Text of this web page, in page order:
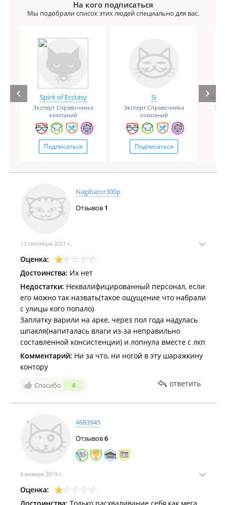
На кого подписаться
Мы подобрали список этих людей специально для вас.
Spirit of Ecstasy
Эксперт Справочника
компаний
Подписаться
Si
Эксперт Справочника
компаний
Подписаться
Nagibator300p
Отзывов 1
13 сентября 2021 г.
Оценка:
Достоинства: Их нет
Недостатки: Неквалифицированный персонал, если
его можно так назвать(такое ощущение что набрали
с улицы кого попало)
Заплатку варили на арке, через пол года надулась
шпакля(напиталась влаги из-за неправильно
составленной консистенции) и лопнула вместе с лкп
Комментарий: Ни за что, ни ногой в эту шаражкину
контору
Спасибо 4 ответить
4683945
Отзывов6
6 января 2019 г.
Оценка: